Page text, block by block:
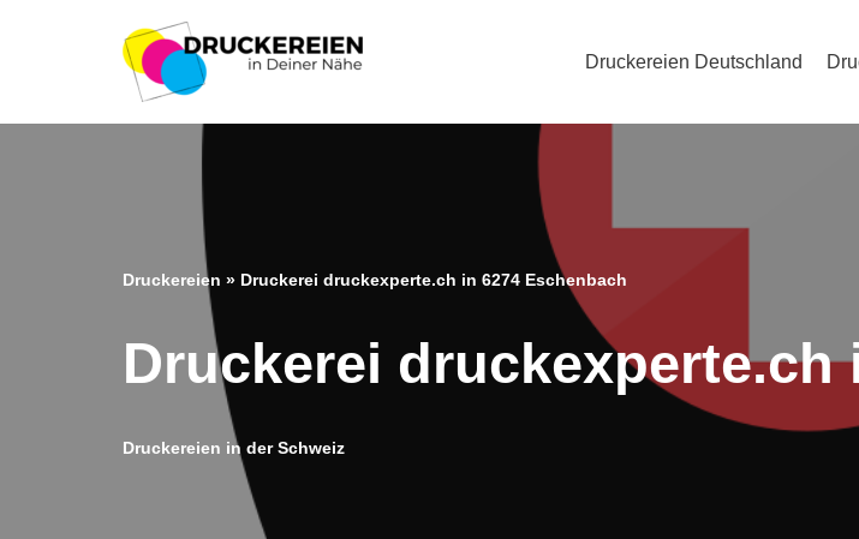
Druckereien Deutschland
Druckereien » Druckerei druckexperte.ch in 6274 Eschenbach
Druckerei druckexperte.ch
Druckereien in der Schweiz